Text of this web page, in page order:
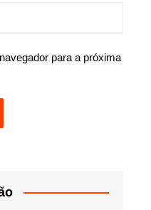
para a próxima